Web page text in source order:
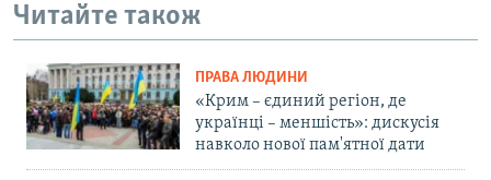
Читайте також
ПРАВА ЛЮДИНИ
«Крим – єдиний регіон, де
українці – меншість»: дискусія
навколо нової пам'ятної дати